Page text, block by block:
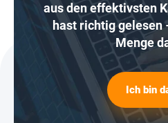
aus den effektivsten
hast richtig gelesen
Menge
Ich bin